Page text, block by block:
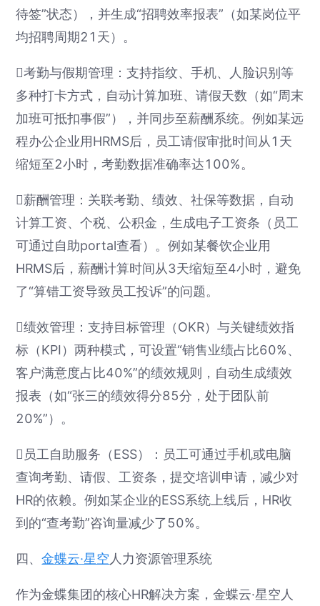
待签”状态），并生成“招聘效率报表”（如某岗位平
均招聘周期21天）。
考勤与假期管理：支持指纹、手机、人脸识别等
多种打卡方式，自动计算加班、请假天数（如“周末
加班可抵扣事假”），并同步至薪酬系统。例如某远
程办公企业用HRMS后，员工请假审批时间从1天
缩短至2小时，考勤数据准确率达100%。
薪酬管理：关联考勤、绩效、社保等数据，自动
计算工资、个税、公积金，生成电子工资条（员工
可通过自助portal查看）。例如某餐饮企业用
HRMS后，薪酬计算时间从3天缩短至4小时，避免
了“算错工资导致员工投诉”的问题。
绩效管理：支持目标管理（OKR）与关键绩效指
标（KPI）两种模式，可设置“销售业绩占比60%、
客户满意度占比40%”的绩效规则，自动生成绩效
报表（如“张三的绩效得分85分，处于团队前
20%”）。
员工自助服务（ESS）：员工可通过手机或电脑
查询考勤、请假、工资条，提交培训申请，减少对
HR的依赖。例如某企业的ESS系统上线后，HR收
到的“查考勤”咨询量减少了50%。
四、金蝶云·星空 人力资源管理系统
作为金蝶集团的核心HR解决方案，金蝶云·星空人